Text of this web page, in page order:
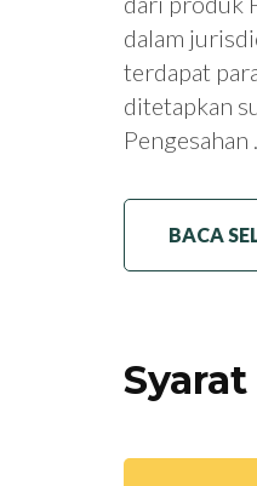
dalam
terdapat
ditetapkan
Pengesahan
BACA